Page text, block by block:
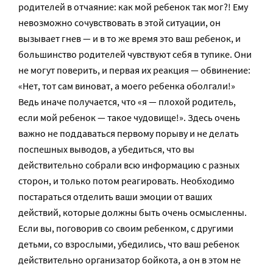
родителей в отчаяние: как мой ребенок так мог?! Ему
невозможно сочувствовать в этой ситуации, он
вызывает гнев — и в то же время это ваш ребенок, и
большинство родителей чувствуют себя в тупике. Они
не могут поверить, и первая их реакция — обвинение:
«Нет, тот сам виноват, а моего ребенка оболгали!»
Ведь иначе получается, что «я — плохой родитель,
если мой ребенок — такое чудовище!». Здесь очень
важно не поддаваться первому порыву и не делать
поспешных выводов, а убедиться, что вы
действительно собрали всю информацию с разных
сторон, и только потом реагировать. Необходимо
постараться отделить ваши эмоции от ваших
действий, которые должны быть очень осмысленны.
Если вы, поговорив со своим ребенком, с другими
детьми, со взрослыми, убедились, что ваш ребенок
действительно организатор бойкота, а он в этом не